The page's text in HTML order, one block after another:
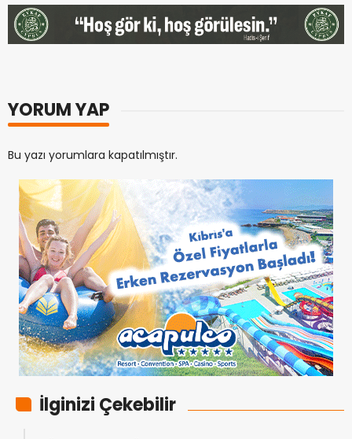
YORUM YAP
Bu yazı yorumlara kapatılmıştır.
İlginizi Çekebilir